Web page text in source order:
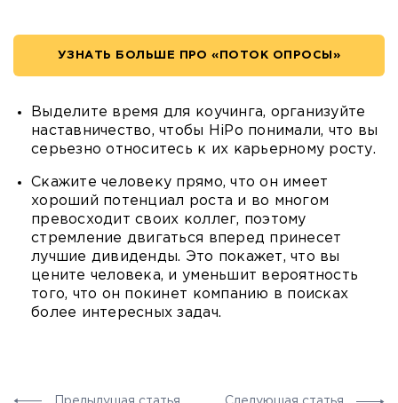
УЗНАТЬ БОЛЬШЕ ПРО «ПОТОК ОПРОСЫ»
Выделите время для коучинга, организуйте
наставничество, чтобы HiPo понимали, что вы
серьезно относитесь к их карьерному росту.
Скажите человеку прямо, что он имеет
хороший потенциал роста и во многом
превосходит своих коллег, поэтому
стремление двигаться вперед принесет
лучшие дивиденды. Это покажет, что вы
цените человека, и уменьшит вероятность
того, что он покинет компанию в поисках
более интересных задач.